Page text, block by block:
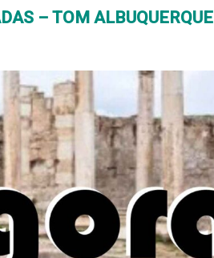
– TOM ALBUQUERQUE